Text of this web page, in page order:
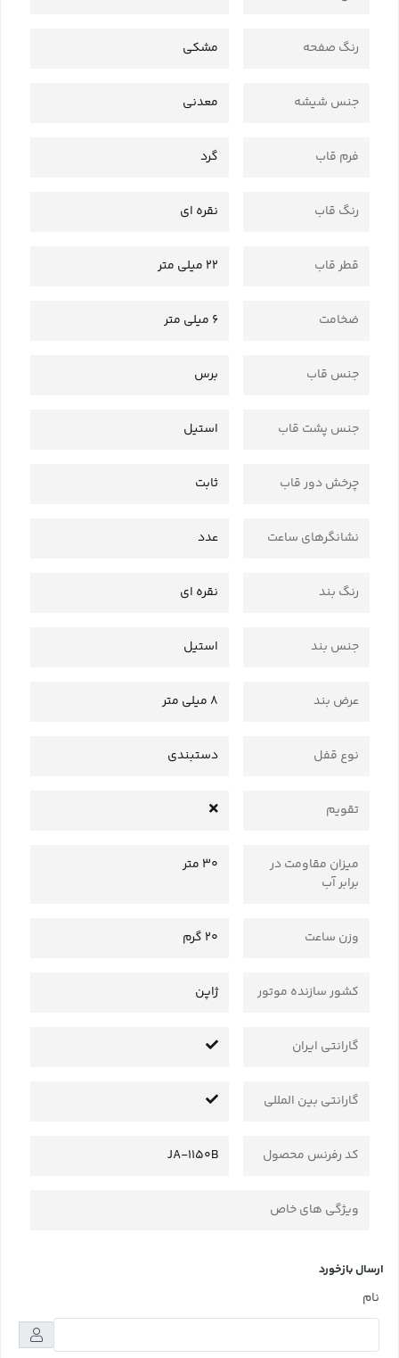
رنگ صفحه مشکی
جنس شیشه معدنی
فرم قاب گرد
رنگ قاب نقره ای
قطر قاب 22 میلی متر
ضخامت 6 میلی متر
جنس قاب برس
جنس پشت قاب استیل
چرخش دور قاب ثابت
نشانگرهای ساعت عدد
رنگ بند نقره ای
جنس بند استیل
عرض بند 8 میلی متر
نوع قفل دستبندی
تقویم
میزان مقاومت در
برابر آب
30 متر
وزن ساعت 20 گرم
کشور سازنده موتور ژاپن
گارانتی ایران
گارانتی بین المللی
کد رفرنس محصول JA-1150B
ویژگی های خاص
ارسال بازخورد
نام